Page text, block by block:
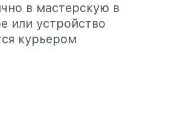
в мастерскую в
или устройство
курьером